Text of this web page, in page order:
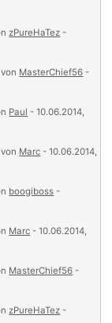
zPureHaTez -
MasterChief56 -
Paul - 10.06.2014,
Marc - 10.06.2014,
boogiboss -
Marc - 10.06.2014,
MasterChief56 -
zPureHaTez -